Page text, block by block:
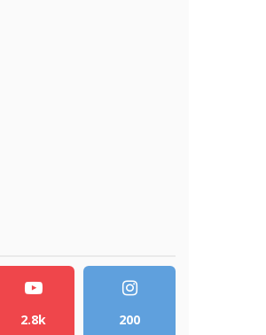
2.8k 200